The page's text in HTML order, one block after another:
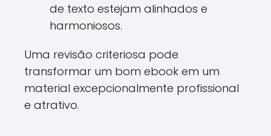
de texto estejam alinhados e
harmoniosos.
Uma revisão criteriosa pode
transformar um bom ebook em um
material excepcionalmente profissional
e atrativo.